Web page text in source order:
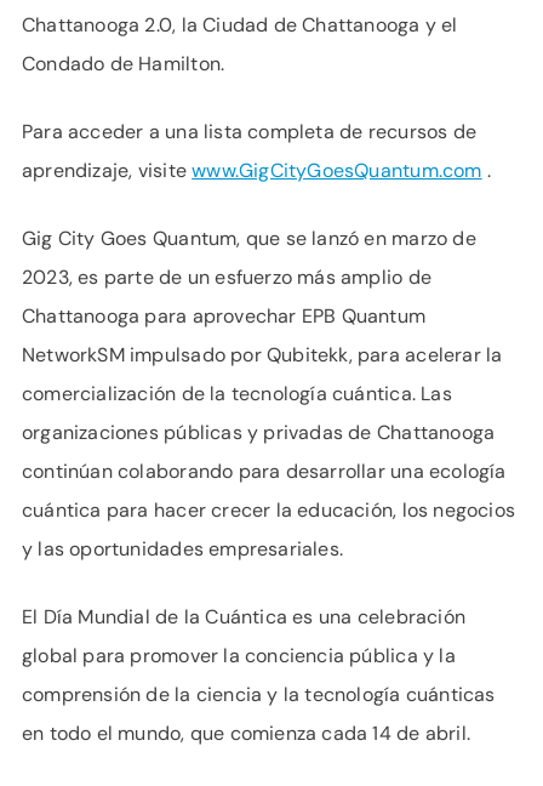
Chattanooga 2.0, la Ciudad de Chattanooga y el
Condado de Hamilton.
Para acceder a una lista completa de recursos de
aprendizaje, visitewww.GigCityGoesQuantum.com .
Gig City Goes Quantum, que se lanzó en marzo de
2023, es parte de un esfuerzo más amplio de
Chattanooga para aprovechar EPB Quantum
NetworkSM impulsado por Qubitekk, para acelerar la
comercialización de la tecnología cuántica. Las
organizaciones públicas y privadas de Chattanooga
continúan colaborando para desarrollar una ecología
cuántica para hacer crecer la educación, los negocios
y las oportunidades empresariales.
El Día Mundial de la Cuántica es una celebración
global para promover la conciencia pública y la
comprensión de la ciencia y la tecnología cuánticas
en todo el mundo, que comienza cada 14 de abril.